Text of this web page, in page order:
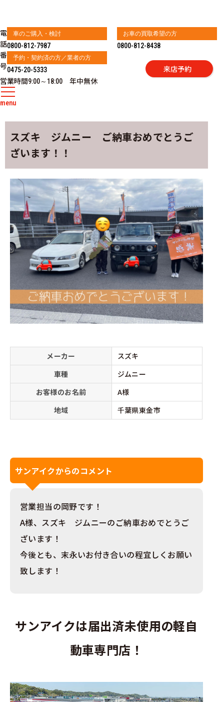
電
話
番
号
車のご購入・検討
0800-812-7987
お車の買取希望の方
0800-812-8438
予約・契約済の方／業者の方
0475-20-5333
営業時間9:00～18:00 年中無休
来店予約
menu
スズキ ジムニー ご納車おめでとうご
ざいます！！
メーカー
スズキ
車種
ジムニー
お客様のお名前
A様
地域
千葉県東金市
サンアイクからのコメント
営業担当の岡野です！
A様、スズキ ジムニーのご納車おめでとうご
ざいます！
今後とも、末永いお付き合いの程宜しくお願い
致します！
サンアイクは届出済未使用の軽自
動車専門店！